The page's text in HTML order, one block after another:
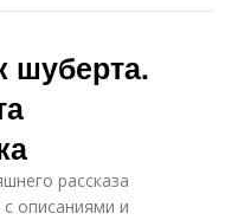
шуберта.
рассказа
описаниями и